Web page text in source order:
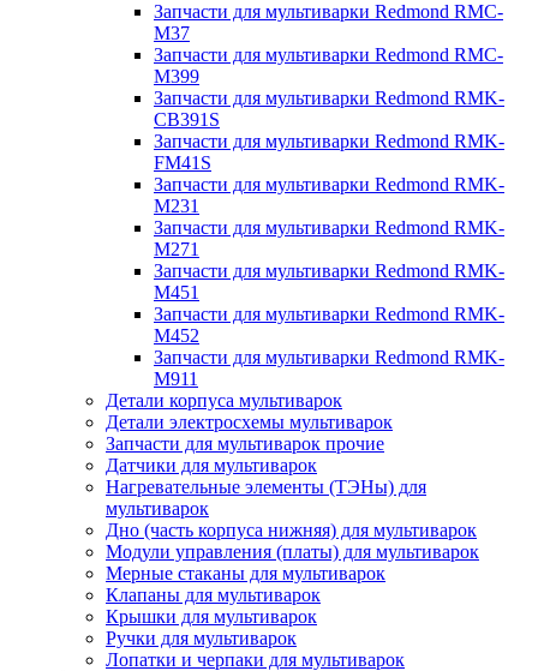
Запчасти для мультиварки Redmond RMC-
M37
Запчасти для мультиварки Redmond RMC-
M399
Запчасти для мультиварки Redmond RMK-
CB391S
Запчасти для мультиварки Redmond RMK-
FM41S
Запчасти для мультиварки Redmond RMK-
M231
Запчасти для мультиварки Redmond RMK-
M271
Запчасти для мультиварки Redmond RMK-
M451
Запчасти для мультиварки Redmond RMK-
M452
Запчасти для мультиварки Redmond RMK-
M911
Детали корпуса мультиварок
Детали электросхемы мультиварок
Запчасти для мультиварок прочие
Датчики для мультиварок
Нагревательные элементы (ТЭНы) для
мультиварок
Дно (часть корпуса нижняя) для мультиварок
Модули управления (платы) для мультиварок
Мерные стаканы для мультиварок
Клапаны для мультиварок
Крышки для мультиварок
Ручки для мультиварок
Лопатки и черпаки для мультиварок